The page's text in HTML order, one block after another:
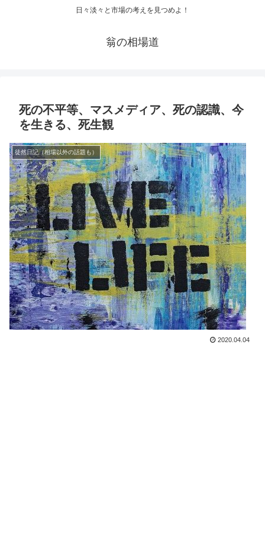
日々淡々と市場の考えを見つめよ！
翁の相場道
死の不平等、マスメディア、死の認識、今
を生きる、死生観
徒然日記（相場以外の話題も）
2020.04.04